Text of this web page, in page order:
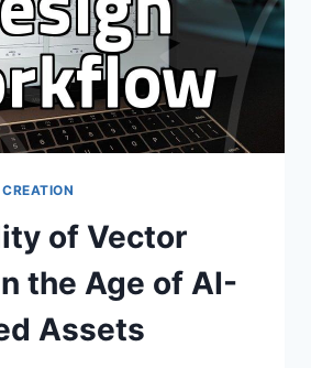
of Vector
the Age of AI-
Assets